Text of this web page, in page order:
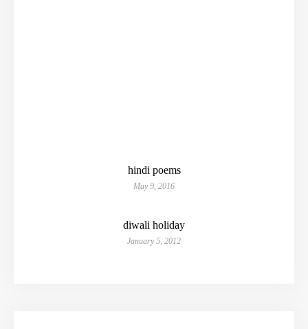
hindi poems
May 9, 2016
diwali holiday
January 5, 2012